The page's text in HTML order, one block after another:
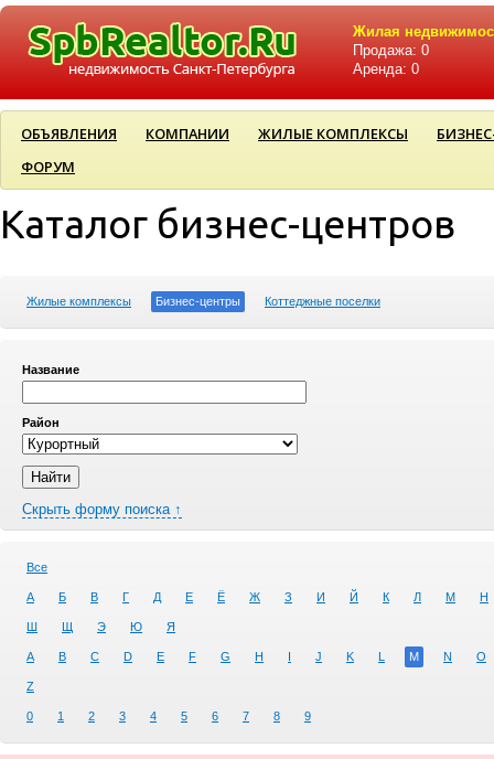
Жилая
Продажа: 0
Аренда: 0
ОБЪЯВЛЕНИЯ КОМПАНИИ ЖИЛЫЕ КОМПЛЕКСЫ
ФОРУМ
Каталог бизнес-центров
Жилые комплексы Бизнес-центры Коттеджные поселки
Название
Район
Скрыть форму поиска ↑
Все
А Б В Г Д Е Ё Ж З И Й К Л М Н
Ш Щ Э Ю Я
A B C D E F G H I J K L M N O
Z
0 1 2 3 4 5 6 7 8 9